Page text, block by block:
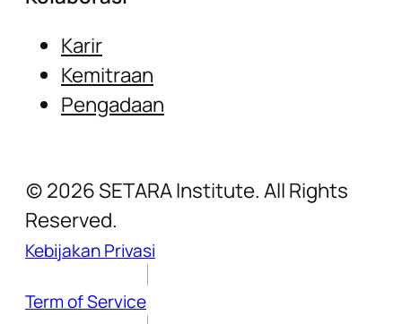
Karir
Kemitraan
Pengadaan
(c) 2026 SETARA Institute. All Rights
Reserved.
Kebijakan Privasi
Term of Service